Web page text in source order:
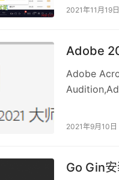
2021年11月19日
Adobe
Adobe
2021年9月10日
Go Gin